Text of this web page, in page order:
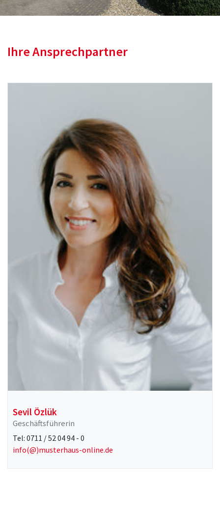
Ihre Ansprechpartner
Sevil Özlük
Geschäftsführerin
Tel: 0711 / 52 04 94 - 0
info(@)musterhaus-online.de